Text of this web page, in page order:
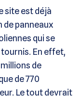
site est déjà
panneaux
qui se
En effet,
de
de 770
Le tout devrait